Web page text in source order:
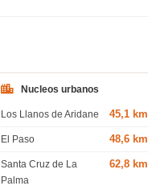
Nucleos urbanos
Los Llanos de Aridane 45,1 km
El Paso 48,6 km
Santa Cruz de La
Palma
62,8 km